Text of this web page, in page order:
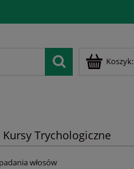
Koszyk:
Kursy Trychologiczne
włosów